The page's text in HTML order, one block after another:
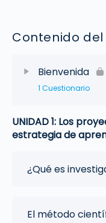
Contenido del
Bienvenida
1 Cuestionario
UNIDAD 1: Los
estrategia de
¿Qué es
El método